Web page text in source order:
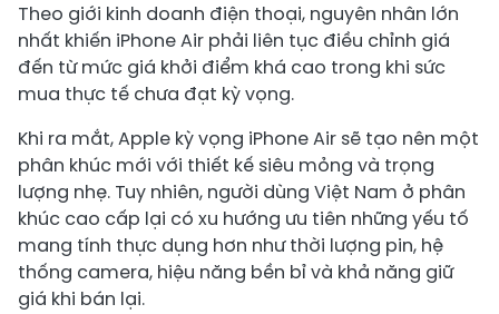
Theo giới kinh doanh điện thoại, nguyên nhân lớn
nhất khiến iPhone Air phải liên tục điều chỉnh giá
đến từ mức giá khởi điểm khá cao trong khi sức
mua thực tế chưa đạt kỳ vọng.
Khi ra mắt, Apple kỳ vọng iPhone Air sẽ tạo nên một
phân khúc mới với thiết kế siêu mỏng và trọng
lượng nhẹ. Tuy nhiên, người dùng Việt Nam ở phân
khúc cao cấp lại có xu hướng ưu tiên những yếu tố
mang tính thực dụng hơn như thời lượng pin, hệ
thống camera, hiệu năng bền bỉ và khả năng giữ
giá khi bán lại.